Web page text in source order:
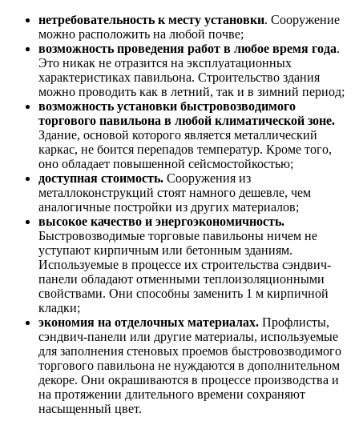
нетребовательность к месту установки. Сооружение
можно расположить на любой почве;
возможность проведения работ в любое время года.
Это никак не отразится на эксплуатационных
характеристиках павильона. Строительство здания
можно проводить как в летний, так и в зимний период;
возможность установки быстровозводимого
торгового павильона в любой климатической зоне.
Здание, основой которого является металлический
каркас, не боится перепадов температур. Кроме того,
оно обладает повышенной сейсмостойкостью;
доступная стоимость. Сооружения из
металлоконструкций стоят намного дешевле, чем
аналогичные постройки из других материалов;
высокое качество и энергоэкономичность.
Быстровозводимые торговые павильоны ничем не
уступают кирпичным или бетонным зданиям.
Используемые в процессе их строительства сэндвич-
панели обладают отменными теплоизоляционными
свойствами. Они способны заменить 1 м кирпичной
кладки;
экономия на отделочных материалах. Профлисты,
сэндвич-панели или другие материалы, используемые
для заполнения стеновых проемов быстровозводимого
торгового павильона не нуждаются в дополнительном
декоре. Они окрашиваются в процессе производства и
на протяжении длительного времени сохраняют
насыщенный цвет.